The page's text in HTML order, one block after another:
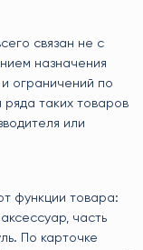
связан не с
назначения
ограничений по
таких товаров
или
функции товара:
часть
По карточке